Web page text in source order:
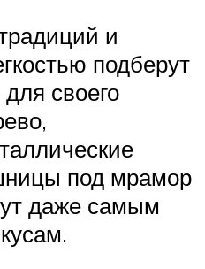
и
подберут
своего
под мрамор
даже самым